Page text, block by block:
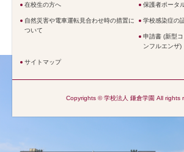
在校生の方へ 保護者ポータ
自然災害や電車運転見合わせ時の措置に
ついて
学校感染症の
申請書 (新型
ンフルエンザ)
サイトマップ
Copyrights © 学校法人 鎌倉学園 All rights